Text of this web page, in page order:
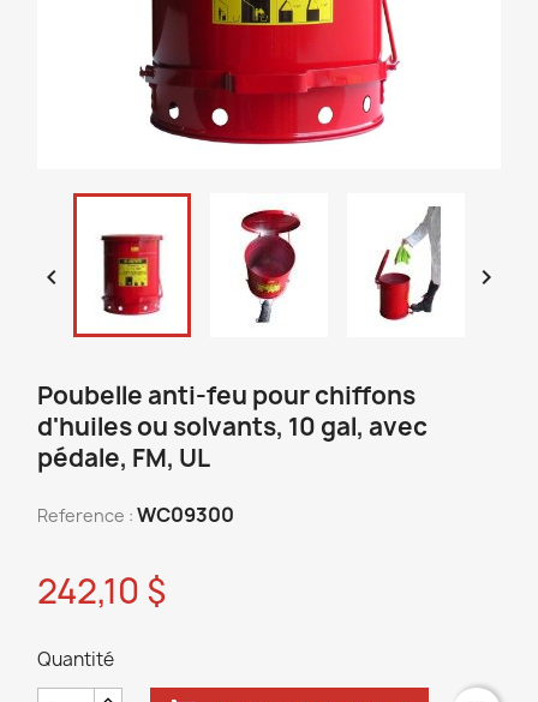
 
Poubelle anti-feu pour chiffons
d'huiles ou solvants, 10 gal, avec
pédale, FM, UL
Reference : WC09300
242,10 $
Quantité